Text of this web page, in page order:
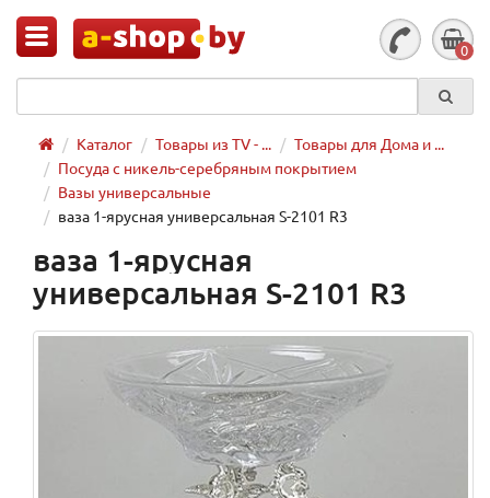
0
Каталог Товары из TV - ...
Товары для Дома и ...
Посуда с никель-серебряным покрытием
Вазы универсальные
ваза 1-ярусная универсальная S-2101 R3
ваза 1-ярусная
универсальная S-2101 R3